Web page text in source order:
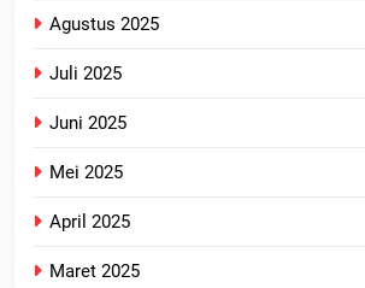
Agustus 2025
Juli 2025
Juni 2025
Mei 2025
April 2025
Maret 2025